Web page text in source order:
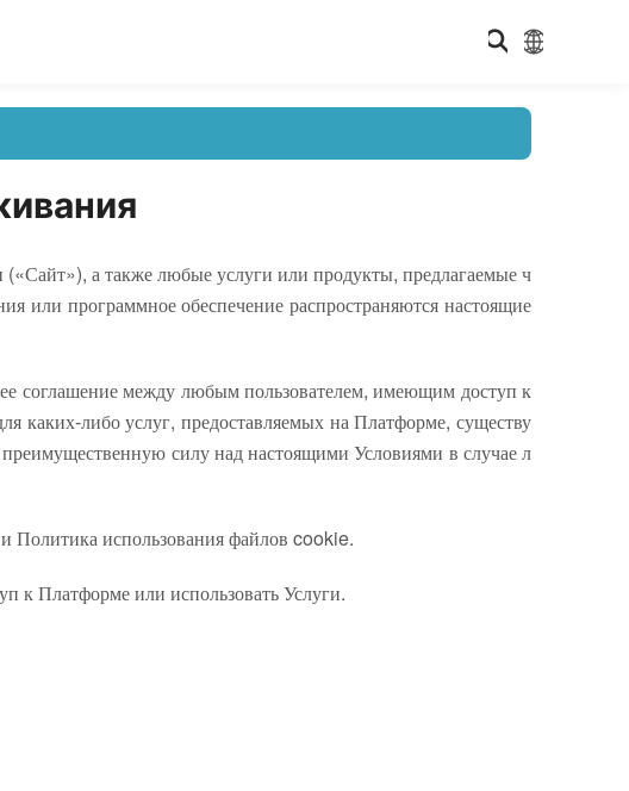
а также любые услуги или продукты, предлагаемые ч
или программное обеспечение распространяются настоящие
соглашение между любым пользователем, имеющим доступ к
каких-либо услуг, предоставляемых на Платформе, существу
силу над настоящими Условиями в случае л
Политика использования файлов cookie.
к Платформе или использовать Услуги.